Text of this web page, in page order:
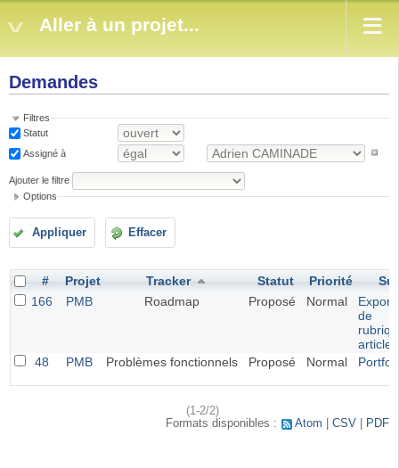
Aller à un projet...
Demandes
Filtres
Statut
Assigné à
Ajouter le filtre
Options
Appliquer Effacer
# Projet Tracker Statut Priorité
166
PMB Roadmap Proposé Normal
de
article
48
PMB Problèmes fonctionnels Proposé Normal
(1-2/2)
Formats disponibles :
Atom CSV PDF